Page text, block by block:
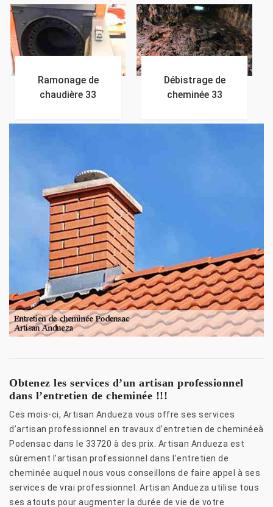
Ramonage de
chaudière 33
Débistrage de
cheminée 33
Obtenez les services d’un artisan professionnel
dans l’entretien de cheminée !!!
Ces mois-ci, Artisan Andueza vous offre ses services
d’artisan professionnel en travaux d’entretien de cheminéeà
Podensac dans le 33720 à des prix. Artisan Andueza est
sûrement l’artisan professionnel dans l’entretien de
cheminée auquel nous vous conseillons de faire appel à ses
services de vrai professionnel. Artisan Andueza utilise tous
ses atouts pour augmenter la durée de vie de votre